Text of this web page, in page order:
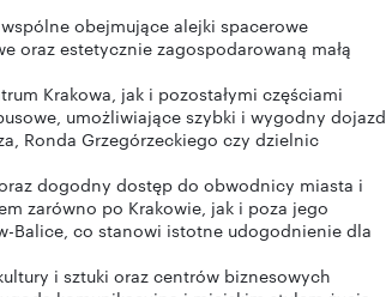
obejmujące alejki spacerowe
oraz estetycznie zagospodarowaną małą
Krakowa, jak i pozostałymi częściami
umożliwiające szybki i wygodny dojazd
Ronda Grzegórzeckiego czy dzielnic
dogodny dostęp do obwodnicy miasta i
zarówno po Krakowie, jak i poza jego
Balice, co stanowi istotne udogodnienie dla
i sztuki oraz centrów biznesowych